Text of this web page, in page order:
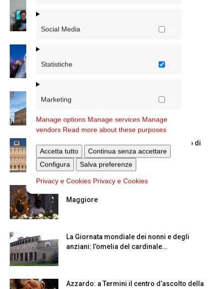
Social Media
Statistiche
Marketing
Manage options Manage services Manage
vendors Read more about these purposes
Accetta tutto
Continua senza accettare
Configura
Salva preferenze
Privacy e Cookies Privacy e Cookies
Nuove nomine nella diocesi di Roma
Chiusura estiva degli Uffici del Vicariato di
Roma
Maggiore
La Giornata mondiale dei nonni e degli
anziani: l’omelia del cardinale...
Azzardo: a Termini il centro d’ascolto della